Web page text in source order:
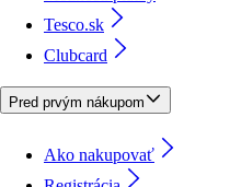
Tesco.sk
Clubcard
Pred prvým nákupom
Ako nakupovať